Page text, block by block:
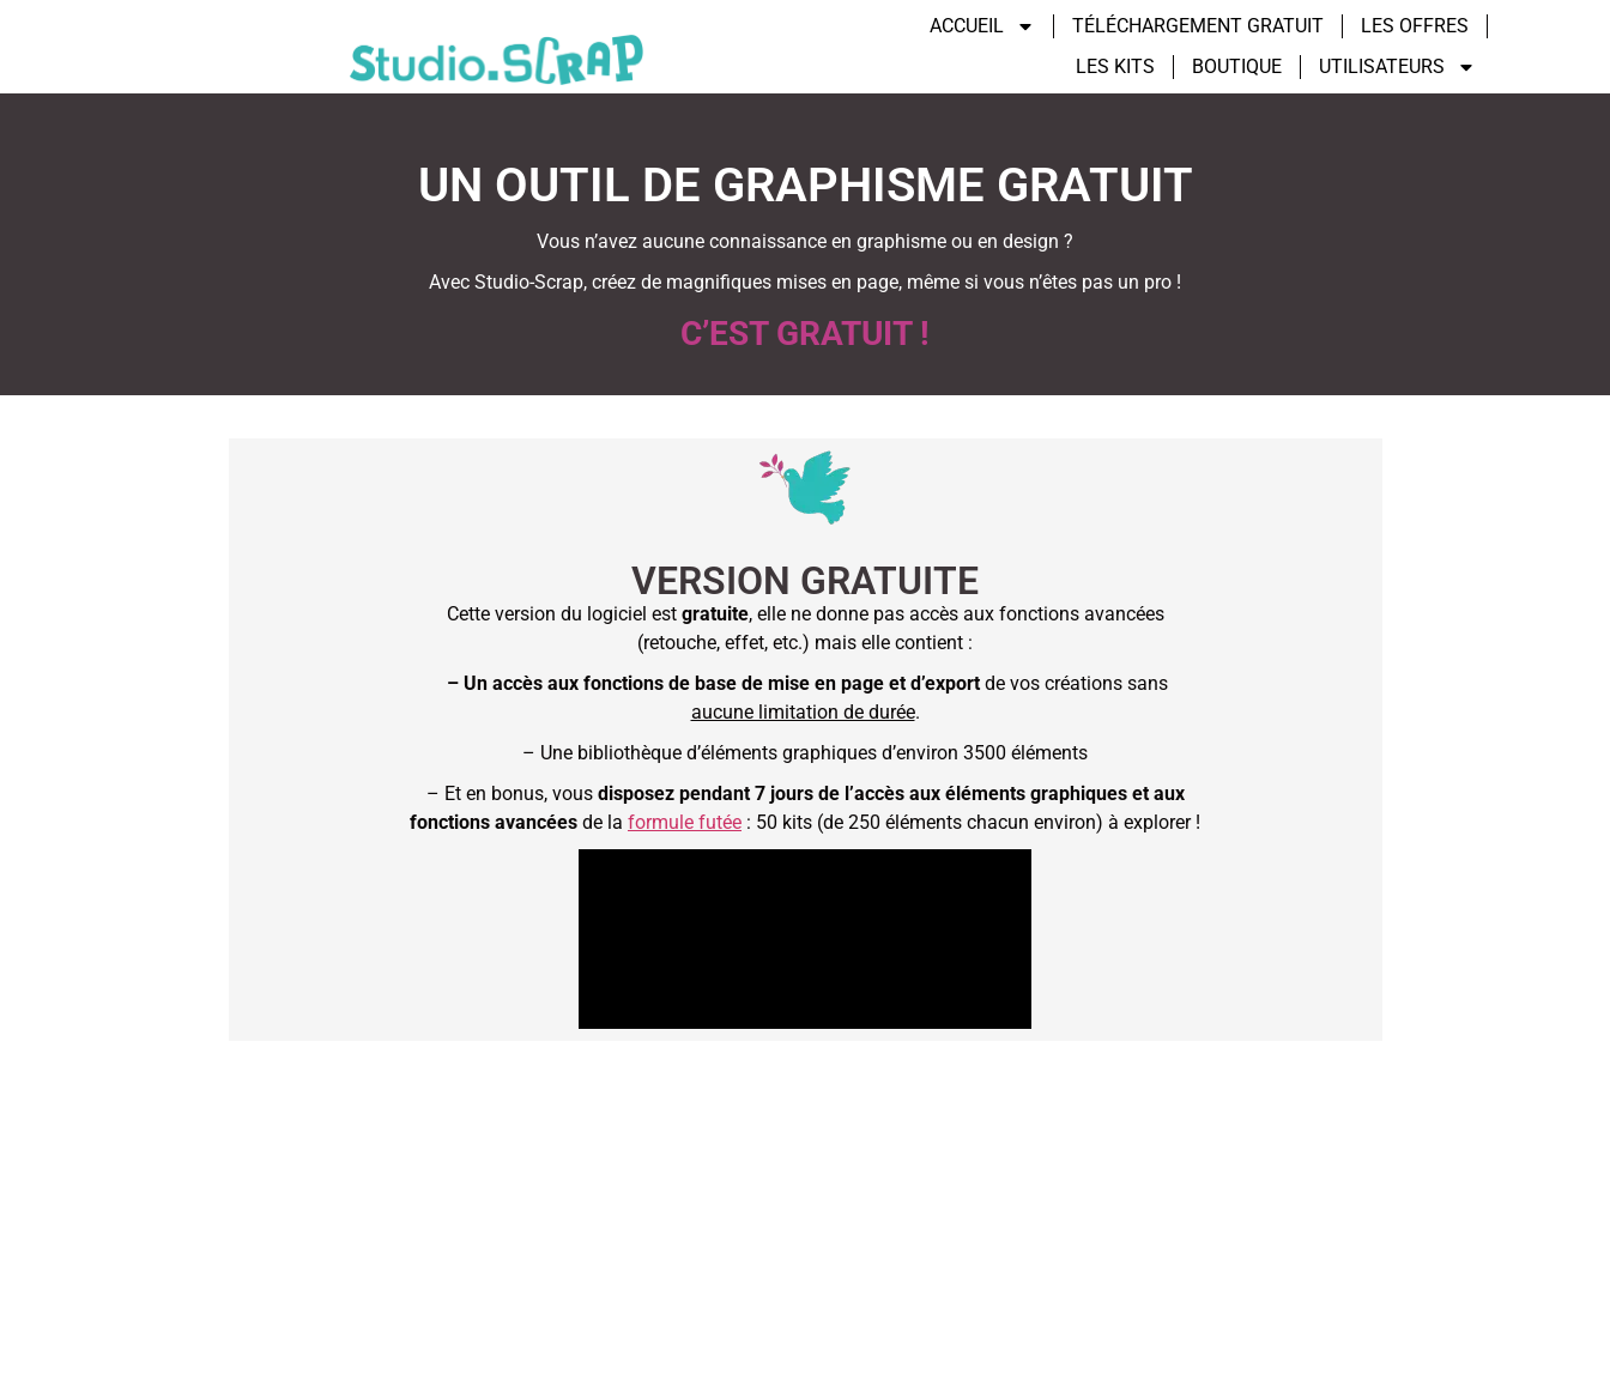
ACCUEIL TÉLÉCHARGEMENT GRATUIT
LES OFFRES
LES KITS
BOUTIQUE UTILISATEURS
UN OUTIL DE GRAPHISME GRATUIT
Vous n’avez aucune connaissance en graphisme ou en design ?
Avec Studio-Scrap, créez de magnifiques mises en page, même si vous n’êtes pas un pro !
C’EST GRATUIT !
VERSION GRATUITE
Cette version du logiciel est gratuite, elle ne donne pas accès aux fonctions avancées
(retouche, effet, etc.) mais elle contient :
– Un accès aux fonctions de base de mise en page et d’export de vos créations sans
aucune limitation de durée.
– Une bibliothèque d’éléments graphiques d’environ 3500 éléments
– Et en bonus, vous disposez pendant 7 jours de l’accès aux éléments graphiques et aux
fonctions avancées de la formule futée : 50 kits (de 250 éléments chacun environ) à explorer !